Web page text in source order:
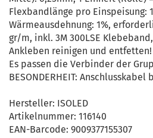
Flexbandlänge pro Einspeisung:
Wärmeausdehnung: 1%,
gr/m, inkl. 3M 300LSE
Ankleben reinigen und
Es passen die Verbinder der
BESONDERHEIT:
Hersteller: ISOLED
Artikelnummer: 116140
EAN-Barcode: 9009377155307